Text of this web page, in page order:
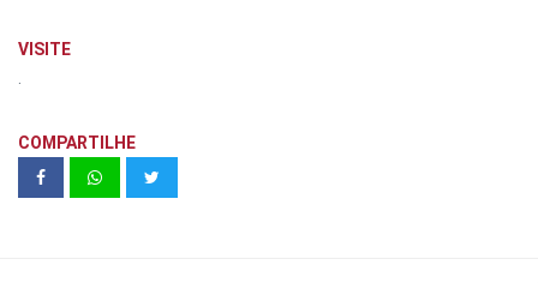
VISITE
COMPARTILHE
Criar Soluções Imobiliárias